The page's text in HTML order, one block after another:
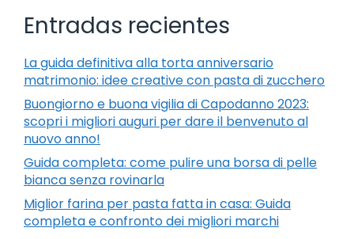
Entradas recientes
La guida definitiva alla torta anniversario
matrimonio: idee creative con pasta di zucchero
Buongiorno e buona vigilia di Capodanno 2023:
scopri i migliori auguri per dare il benvenuto al
nuovo anno!
Guida completa: come pulire una borsa di pelle
bianca senza rovinarla
Miglior farina per pasta fatta in casa: Guida
completa e confronto dei migliori marchi